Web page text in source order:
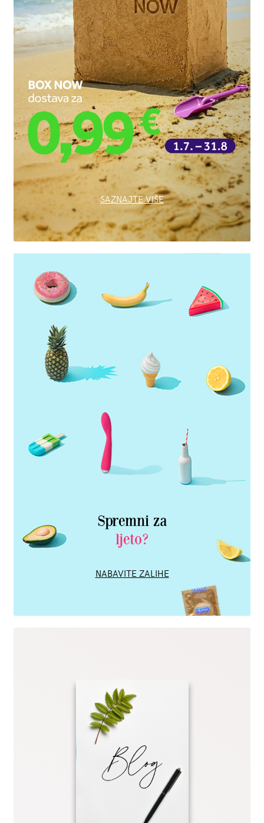
SAZNAJTE VIŠE
Spremni za
ljeto?
NABAVITE ZALIHE